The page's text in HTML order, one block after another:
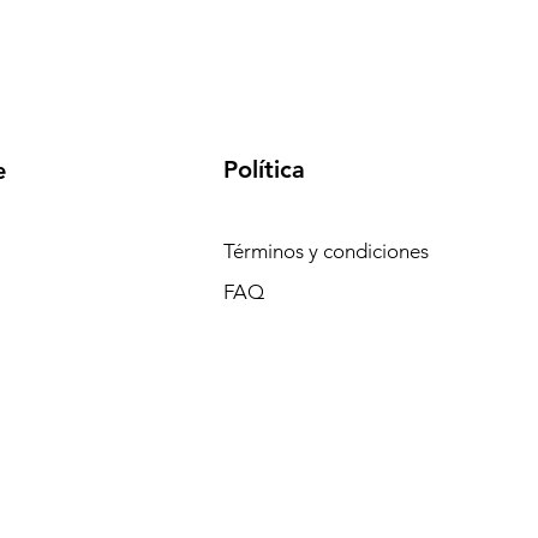
Política
Términos y condiciones
FAQ